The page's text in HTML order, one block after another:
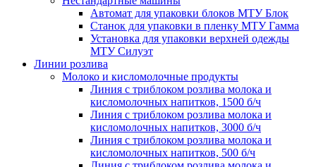
Автомат для упаковки блоков МТУ Блок
Станок для упаковки в пленку МТУ Гамма
Установка для упаковки верхней одежды
МТУ Силуэт
Линии розлива
Молоко и кисломолочные продукты
Линия с триблоком розлива молока и
кисломолочных напитков, 1500 б/ч
Линия с триблоком розлива молока и
кисломолочных напитков, 3000 б/ч
Линия с триблоком розлива молока и
кисломолочных напитков, 500 б/ч